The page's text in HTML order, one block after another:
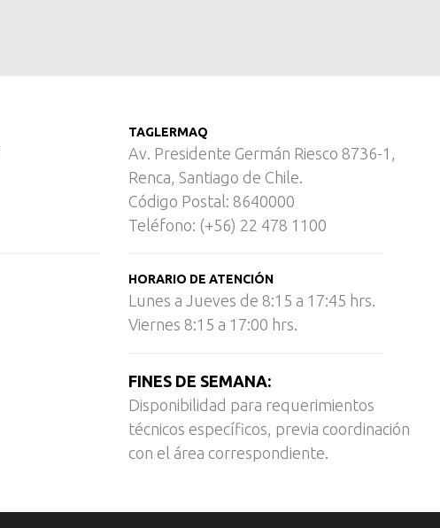
TAGLERMAQ
Av. Presidente Germán Riesco 8736-1,
Renca, Santiago de Chile.
Código Postal: 8640000
Teléfono: (+56) 22 478 1100
HORARIO DE ATENCIÓN
Lunes a Jueves de 8:15 a 17:45 hrs.
Viernes 8:15 a 17:00 hrs.
FINES DE SEMANA:
Disponibilidad para requerimientos
técnicos específicos, previa coordinación
con el área correspondiente.